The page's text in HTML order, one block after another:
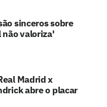
sinceros sobre
não valoriza'
Madrid x
abre o placar